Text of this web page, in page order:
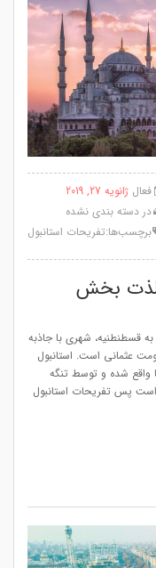
فعال ژانویه 27, 2019
در دسته بندی نشده
برچسب‌ها:تفریحات استانبول
لذت بخش
قسطنطنیه، شهری با جاذبه
عثمانی است. استانبول
واقع شده و توسط تنگه
پس تفریحات استانبول